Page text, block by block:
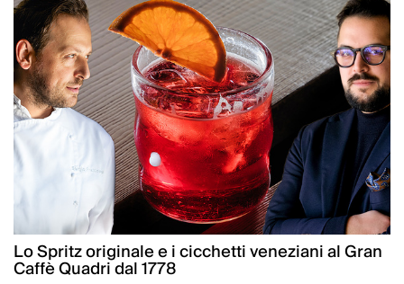
Lo Spritz originale e i cicchetti veneziani al Gran
Caffè Quadri dal 1778